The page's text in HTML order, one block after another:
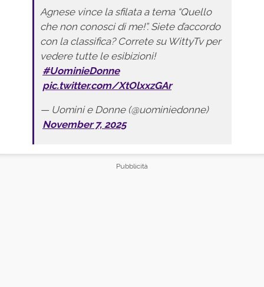
Agnese vince la sfilata a tema “Quello
che non conosci di me!”. Siete d’accordo
con la classifica? Correte su WittyTv per
vedere tutte le esibizioni!
#UominieDonne
pic.twitter.com/XtOlxxzGAr
— Uomini e Donne (@uominiedonne)
November 7, 2025